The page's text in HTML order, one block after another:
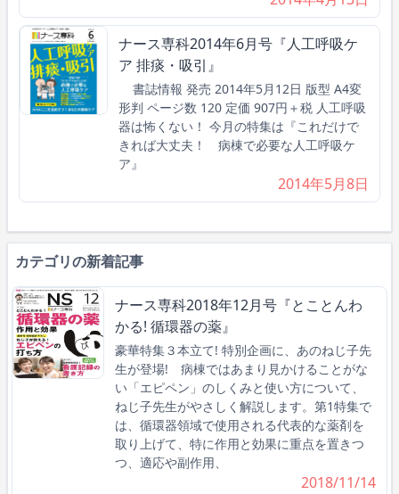
ナース専科2014年6月号『人工呼吸ケ
ア 排痰・吸引』
書誌情報 発売 2014年5月12日 版型 A4変
形判 ページ数 120 定価 907円＋税 人工呼吸
器は怖くない！ 今月の特集は『これだけで
きれば大丈夫！ 病棟で必要な人工呼吸ケ
ア』
2014年5月8日
カテゴリの新着記事
ナース専科2018年12月号『とことんわ
かる! 循環器の薬』
豪華特集３本立て! 特別企画に、あのねじ子先
生が登場! 病棟ではあまり見かけることがな
い「エピペン」のしくみと使い方について、
ねじ子先生がやさしく解説します。第1特集で
は、循環器領域で使用される代表的な薬剤を
取り上げて、特に作用と効果に重点を置きつ
つ、適応や副作用、
2018/11/14